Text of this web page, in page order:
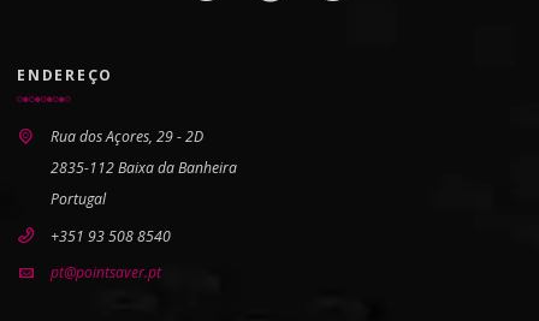
ENDEREÇO
Rua dos Açores, 29 - 2D
2835-112 Baixa da Banheira
Portugal
+351 93 508 8540
pt@pointsaver.pt